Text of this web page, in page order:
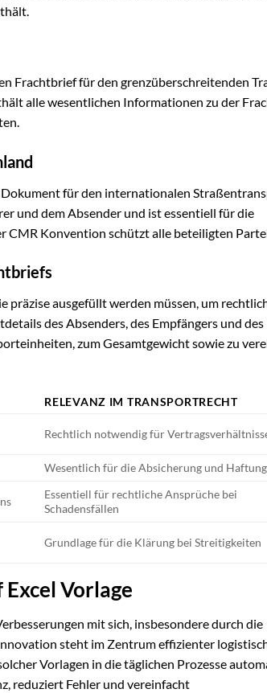
Frachtbrief für den grenzüberschreitenden
alle wesentlichen Informationen zu der
für den internationalen
und dem Absender und ist essentiell für die
CMR Konvention schützt alle beteiligten
präzise ausgefüllt werden müssen, um
des Absenders, des Empfängers und des
zum Gesamtgewicht sowie zu
RELEVANZ IM TRANSPORTRECHT
Rechtlich notwendig für
Wesentlich für die Absicherung und Haftung
Essentiell für rechtliche Ansprüche bei
Schadensfällen
Grundlage für die Klärung bei Streitigkeiten
Vorlage
mit sich, insbesondere durch die
steht im Zentrum effizienter
Vorlagen in die täglichen Prozesse
reduziert Fehler und vereinfacht